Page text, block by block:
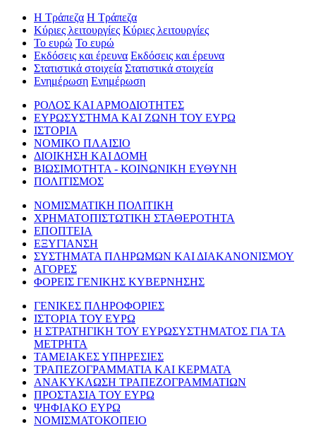
Η Τράπεζα Η Τράπεζα
Κύριες λειτουργίες Κύριες λειτουργίες
Το ευρώ Το ευρώ
Εκδόσεις και έρευνα Εκδόσεις και έρευνα
Στατιστικά στοιχεία Στατιστικά στοιχεία
Ενημέρωση Ενημέρωση
ΡΟΛΟΣ ΚΑΙ ΑΡΜΟΔΙΟΤΗΤΕΣ
ΕΥΡΩΣΥΣΤΗΜΑ ΚΑΙ ΖΩΝΗ ΤΟΥ ΕΥΡΩ
ΙΣΤΟΡΙΑ
ΝΟΜΙΚΟ ΠΛΑΙΣΙΟ
ΔΙΟΙΚΗΣΗ ΚΑΙ ΔΟΜΗ
ΒΙΩΣΙΜΟΤΗΤΑ - ΚΟΙΝΩΝΙΚΗ ΕΥΘΥΝΗ
ΠΟΛΙΤΙΣΜΟΣ
ΝΟΜΙΣΜΑΤΙΚΗ ΠΟΛΙΤΙΚΗ
ΧΡΗΜΑΤΟΠΙΣΤΩΤΙΚΗ ΣΤΑΘΕΡΟΤΗΤΑ
ΕΠΟΠΤΕΙΑ
ΕΞΥΓΙΑΝΣΗ
ΣΥΣΤΗΜΑΤΑ ΠΛΗΡΩΜΩΝ ΚΑΙ ΔΙΑΚΑΝΟΝΙΣΜΟΥ
ΑΓΟΡΕΣ
ΦΟΡΕΙΣ ΓΕΝΙΚΗΣ ΚΥΒΕΡΝΗΣΗΣ
ΓΕΝΙΚΕΣ ΠΛΗΡΟΦΟΡΙΕΣ
ΙΣΤΟΡΙΑ ΤΟΥ ΕΥΡΩ
Η ΣΤΡΑΤΗΓΙΚΗ ΤΟΥ ΕΥΡΩΣΥΣΤΗΜΑΤΟΣ ΓΙΑ ΤΑ
ΜΕΤΡΗΤΑ
ΤΑΜΕΙΑΚΕΣ ΥΠΗΡΕΣΙΕΣ
ΤΡΑΠΕΖΟΓΡΑΜΜΑΤΙΑ ΚΑΙ ΚΕΡΜΑΤΑ
ΑΝΑΚΥΚΛΩΣΗ ΤΡΑΠΕΖΟΓΡΑΜΜΑΤΙΩΝ
ΠΡΟΣΤΑΣΙΑ ΤΟΥ ΕΥΡΩ
ΨΗΦΙΑΚΟ ΕΥΡΩ
ΝΟΜΙΣΜΑΤΟΚΟΠΕΙΟ